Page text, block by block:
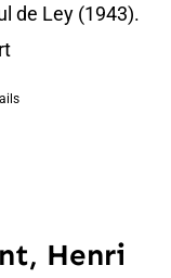
de Ley (1943).
Henri